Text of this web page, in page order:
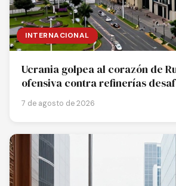
INTERNACIONAL
Ucrania golpea al corazón de
ofensiva contra refinerías
7 de agosto de 2026